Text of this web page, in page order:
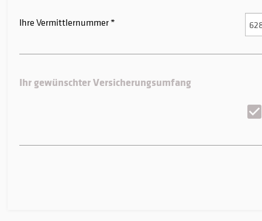
Ihre Vermittlernummer
Ihr gewünschter Versicherungsumfang